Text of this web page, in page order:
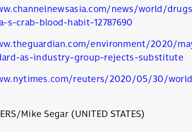
news/world/
s-crab-blood-habit-12787690
environment/2020/
as-industry-group-rejects-substitute
reuters/2020/05/30/
Mike Segar (UNITED STATES)